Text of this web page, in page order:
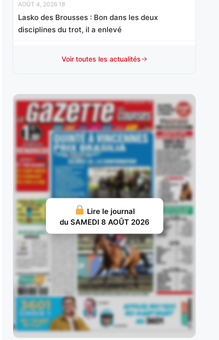
AOÛT 4, 2026 18
Lasko des Brousses : Bon dans les deux
disciplines du trot, il a enlevé
Anssio : Vainqueur de son handicap mi-octobre
AOÛT 1, 2026 15
Mister Chang : Révélé d’emblée à ce niveau à 3
ans, sur le
JUILLET 31, 2026 20
Nelliedonado : Programmée pour les handicaps,
elle a débuté par une probante
JUILLET 29, 2026 19
Ram Sea : Acheté aux ventes au prix fort en vue
d’une carrière
JUILLET 28, 2026 18
Ivrig Viking : Vainqueur de semi-classique sous
la selle pour le compte de
JUILLET 26, 2026 16
Vol d’Argent : Façonné pour les handicaps, il y a
fait preuve d’une
JUILLET 25, 2026 15
Voir toutes les actualités
Lire le journal
du SAMEDI 8 AOÛT 2026